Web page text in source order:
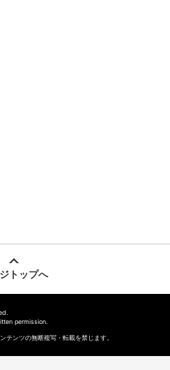
トップへ
permission.
テンツの無断複写・転載を禁じます。